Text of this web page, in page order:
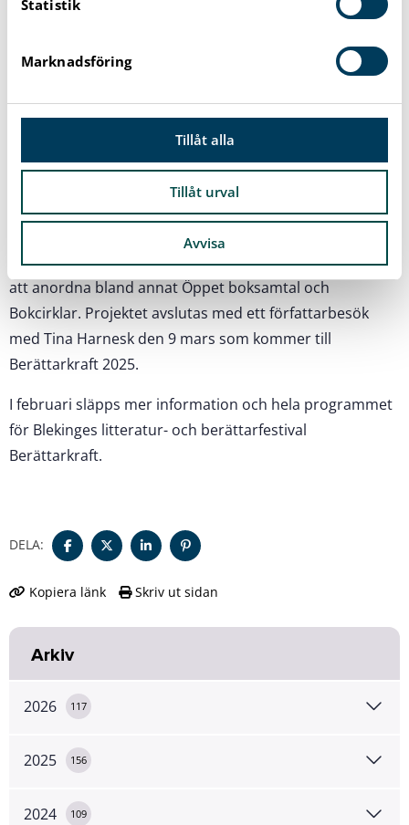
Statistik
Marknadsföring
Tillåt alla
Tillåt urval
Avvisa
I projektet kommer de biblioteken i båda kommunerna
att anordna bland annat Öppet boksamtal och
Bokcirklar. Projektet avslutas med ett författarbesök
med Tina Harnesk den 9 mars som kommer till
Berättarkraft 2025.
I februari släpps mer information och hela programmet
för Blekinges litteratur- och berättarfestival
Berättarkraft.
DELA:
Kopiera länk Skriv ut sidan
Arkiv
2026 117
2025 156
2024 109